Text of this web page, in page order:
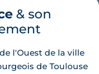
& son
l'Ouest de la ville
de Toulouse